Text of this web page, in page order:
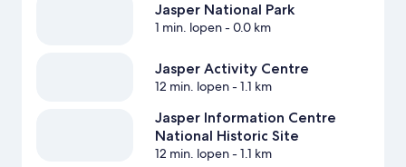
Jasper National Park
1 min. lopen- 0.0 km
Jasper Activity Centre
12 min. lopen- 1.1 km
Jasper Information Centre
National Historic Site
12 min. lopen- 1.1 km